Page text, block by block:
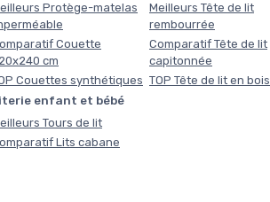
Protège-matelas
Couette
cm
Couettes synthétiques
Meilleurs Tête de lit
rembourrée
Comparatif Tête de lit
capitonnée
TOP Tête de lit en bois
enfant et bébé
Tours de lit
Lits cabane